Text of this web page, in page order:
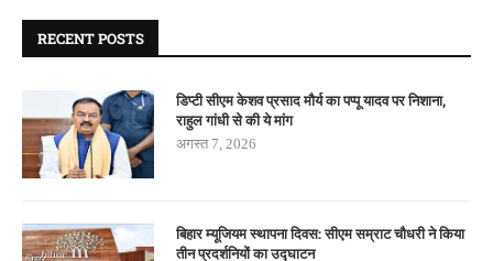
RECENT POSTS
डिप्टी सीएम केशव प्रसाद मौर्य का पप्पू यादव पर निशाना,
राहुल गांधी से की ये मांग
अगस्त 7, 2026
बिहार म्यूजियम स्थापना दिवस: सीएम सम्राट चौधरी ने किया
तीन प्रदर्शनियों का उद्घाटन